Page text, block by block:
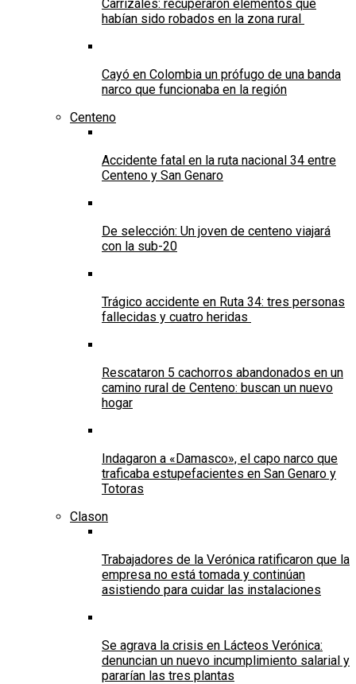
Carrizales: recuperaron elementos que
habían sido robados en la zona rural
Cayó en Colombia un prófugo de una banda
narco que funcionaba en la región
Centeno
Accidente fatal en la ruta nacional 34 entre
Centeno y San Genaro
De selección: Un joven de centeno viajará
con la sub-20
Trágico accidente en Ruta 34: tres personas
fallecidas y cuatro heridas
Rescataron 5 cachorros abandonados en un
camino rural de Centeno: buscan un nuevo
hogar
Indagaron a «Damasco», el capo narco que
traficaba estupefacientes en San Genaro y
Totoras
Clason
Trabajadores de la Verónica ratificaron que la
empresa no está tomada y continúan
asistiendo para cuidar las instalaciones
Se agrava la crisis en Lácteos Verónica:
denuncian un nuevo incumplimiento salarial y
pararían las tres plantas